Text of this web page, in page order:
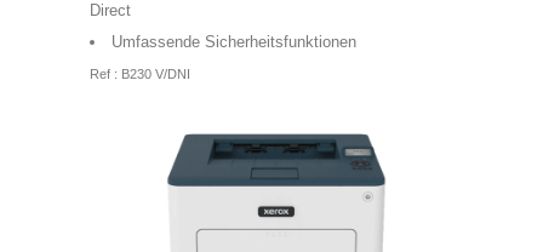
Direct
Umfassende Sicherheitsfunktionen
Ref : B230 V/DNI